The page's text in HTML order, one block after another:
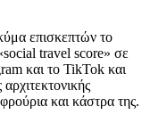
επισκεπτών το
travel score» σε
και το TikTok και
και κάστρα της.